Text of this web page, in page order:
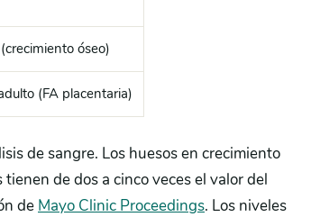
óseo)
(FA placentaria)
de sangre. Los huesos en crecimiento
de dos a cinco veces el valor del
de Mayo Clinic Proceedings. Los niveles